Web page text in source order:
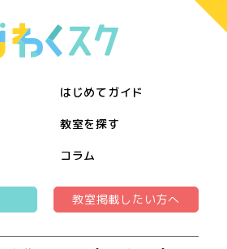
はじめてガイド
教室を探す
コラム
教室掲載したい方へ